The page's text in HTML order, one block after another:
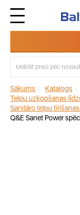
Sākums Katalogs
Telpu uzkopšanas
Sanitāro telpu
Q&E Sanet Power